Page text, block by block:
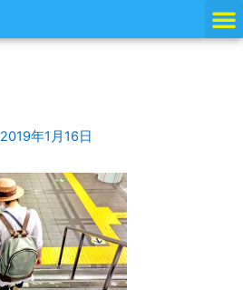
2019年1月16日